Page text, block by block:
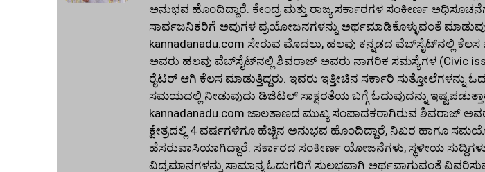
ಅನುಭವ ಹೊಂದಿದ್ದಾರೆ. ಕೇಂದ್ರ ಮತ್ತು ರಾಜ್ಯ ಸರ್ಕಾರಗಳ ಸಂಕೀರ್ಣ
ಸಾರ್ವಜನಿಕರಿಗೆ ಅವುಗಳ ಪ್ರಯೋಜನಗಳನ್ನು ಅರ್ಥಮಾಡಿಕೊಳ್ಳುವಂತೆ
kannadanadu.com ಸೇರುವ ಮೊದಲು, ಹಲವು ಕನ್ನಡದ ವೆಬ್‌ಸೈಟ್‌ನಲ್ಲಿ ಕೆಲಸ
ಅವರು ಹಲವು ವೆಬ್‌ಸೈಟ್‌ನಲ್ಲಿ ಶಿವರಾಜ್ ಅವರು ನಾಗರಿಕ ಸಮಸ್ಯೆಗಳ (Civic
ರೈಟರ್ ಆಗಿ ಕೆಲಸ ಮಾಡುತ್ತಿದ್ದರು. ಇವರು ಇತ್ತೀಚಿನ ಸರ್ಕಾರಿ ಸುತ್ತೋಲೆಗಳನ್ನು
ಸಮಯದಲ್ಲಿ ನೀಡುವುದು ಡಿಜಿಟಲ್ ಸಾಕ್ಷರತೆಯ ಬಗ್ಗೆ ಓದುವುದನ್ನು
kannadanadu.com ಜಾಲತಾಣದ ಮುಖ್ಯ ಸಂಪಾದಕರಾಗಿರುವ ಶಿವರಾಜ್
ಕ್ಷೇತ್ರದಲ್ಲಿ 4 ವರ್ಷಗಳಿಗೂ ಹೆಚ್ಚಿನ ಅನುಭವ ಹೊಂದಿದ್ದಾರೆ, ನಿಖರ ಹಾಗೂ
ಹೆಸರುವಾಸಿಯಾಗಿದ್ದಾರೆ. ಸರ್ಕಾರದ ಸಂಕೀರ್ಣ ಯೋಜನೆಗಳು, ಸ್ಥಳೀಯ
ವಿದ್ಯಮಾನಗಳನ್ನು ಸಾಮಾನ್ಯ ಓದುಗರಿಗೆ ಸುಲಭವಾಗಿ ಅರ್ಥವಾಗುವಂತೆ